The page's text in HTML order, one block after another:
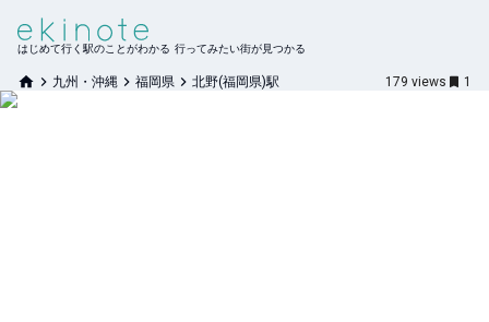
はじめて行く駅のことがわかる 行ってみたい街が見つかる
九州・沖縄 福岡県 北野(福岡県)駅 179 views 1